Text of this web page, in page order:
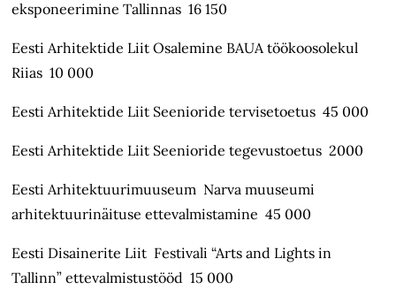
eksponeerimine Tallinnas 16 150
Eesti Arhitektide Liit Osalemine BAUA töökoosolekul
Riias 10 000
Eesti Arhitektide Liit Seenioride tervisetoetus 45 000
Eesti Arhitektide Liit Seenioride tegevustoetus 2000
Eesti Arhitektuurimuuseum Narva muuseumi
arhitektuurinäituse ettevalmistamine 45 000
Eesti Disainerite Liit Festivali “Arts and Lights in
Tallinn” ettevalmistustööd 15 000